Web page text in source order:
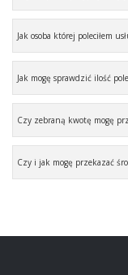
Jak osoba której poleciłem
Jak mogę sprawdzić ilość
Czy zebraną kwotę mogę
Czy i jak mogę przekazać